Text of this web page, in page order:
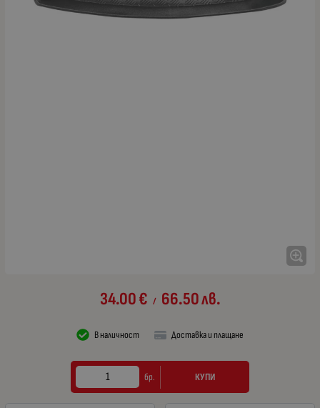
34.00€ / 66.50лв.
В наличност Доставка и плащане
бр. КУПИ